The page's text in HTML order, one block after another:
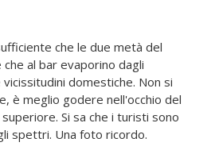
che le due metà del
al bar evaporino dagli
domestiche. Non si
è meglio godere nell'occhio del
Si sa che i turisti sono
spettri. Una foto ricordo.